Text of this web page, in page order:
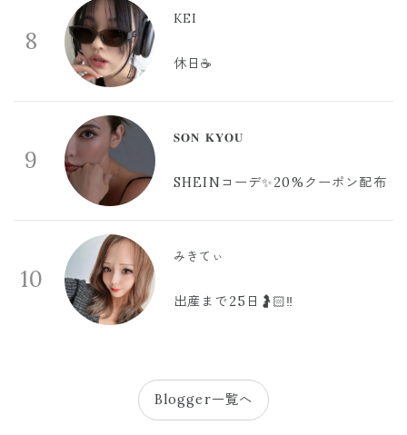
8
KEI
休日☕️
9
𝐒𝐎𝐍 𝐊𝐘𝐎𝐔
SHEINコーデ✨20%クーポン配布
10
みきてぃ
出産まで25日🤰🏻‼️
Blogger一覧へ